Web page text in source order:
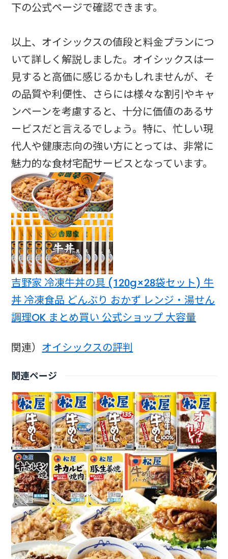
下の公式ページで確認できます。
以上、オイシックスの値段と料金プランにつ
いて詳しく解説しました。オイシックスは一
見すると高価に感じるかもしれませんが、そ
の品質や利便性、さらには様々な割引やキャ
ンペーンを考慮すると、十分に価値のあるサ
ービスだと言えるでしょう。特に、忙しい現
代人や健康志向の強い方にとっては、非常に
魅力的な食材宅配サービスとなっています。
吉野家 冷凍牛丼の具 (120g×28袋セット) 牛
丼 冷凍食品 どんぶり おかず レンジ・湯せん
調理OK まとめ買い 公式ショップ 大容量
関連） オイシックスの評判
関連ページ